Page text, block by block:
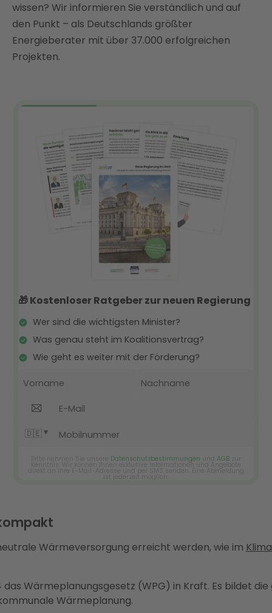
FAQ
wissen? Wir informieren Sie verständlich und auf
den Punkt – als Deutschlands größter
Energieberater mit über 37.000 erfolgreichen
Projekten.
Wärmeversorgung erreicht werden, wie im
das Wärmeplanungsgesetz (WPG) in Kraft. Es bildet
Wärmeplanung.